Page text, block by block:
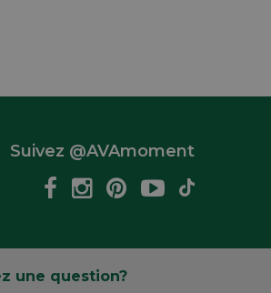
Suivez @AVAmoment
une question?